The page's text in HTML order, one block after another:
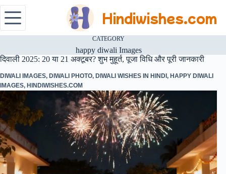
Hindiwishes.com
CATEGORY
happy diwali Images
दिवाली 2025: 20 या 21 अक्टूबर? शुभ मुहूर्त, पूजा विधि और पूरी जानकारी
DIWALI IMAGES, DIWALI PHOTO, DIWALI WISHES IN HINDI, HAPPY DIWALI
IMAGES, HINDIWISHES.COM